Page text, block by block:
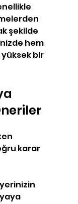
şekilde
hem
bir
karar